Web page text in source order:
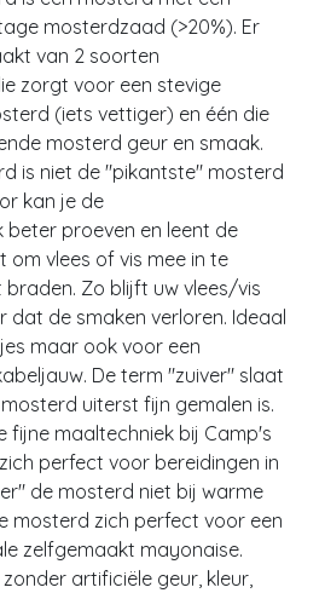
mosterdzaad (>20%). Er
van 2 soorten
zorgt voor een stevige
(iets vettiger) en één die
mosterd geur en smaak.
is niet de "pikantste" mosterd
kan je de
proeven en leent de
vlees of vis mee in te
braden. Zo blijft uw vlees/vis
dat de smaken verloren. Ideaal
maar ook voor een
De term "zuiver" slaat
uiterst fijn gemalen is.
fijne maaltechniek bij Camp's
perfect voor bereidingen in
de mosterd niet bij warme
mosterd zich perfect voor een
zelfgemaakt mayonaise.
artificiële geur, kleur,